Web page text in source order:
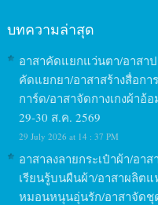
บทความล่าสุด
อาสาคัดแยกแว่นตา/อาสา
คัดแยกยา/อาสาสร้างสื่อก
การ์ด/อาสาจัดกางเกงผ้า
29-30 ส.ค. 2569
29 July 2026 at 14 : 37 PM
อาสาลงลายกระเป๋าผ้า/อา
เรียนรู้บนผืนผ้า/อาสาผลิต
หมอนหนุนอุ่นรัก/อาสาจัดชุ